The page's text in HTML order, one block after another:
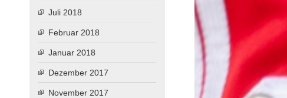
Juli 2018
Februar 2018
Januar 2018
Dezember 2017
November 2017